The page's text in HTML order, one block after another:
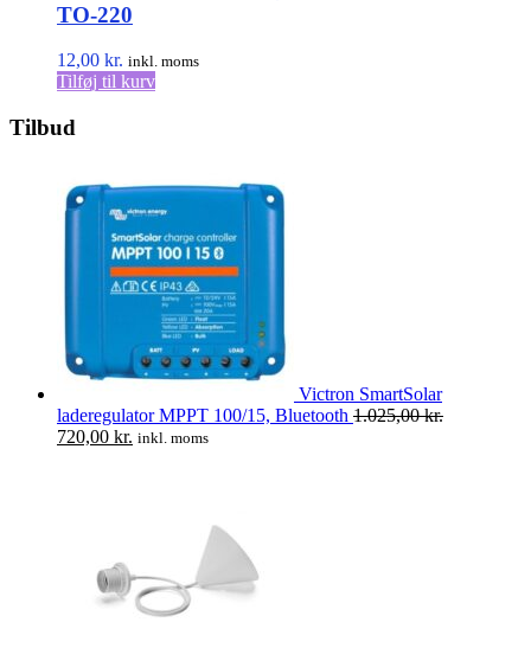
TO-220
12,00 kr. inkl. moms
Tilføj til kurv
Tilbud
Victron SmartSolar
laderegulator MPPT 100/15, Bluetooth 1.025,00kr.
Den
720,00 kr. Den
inkl. moms